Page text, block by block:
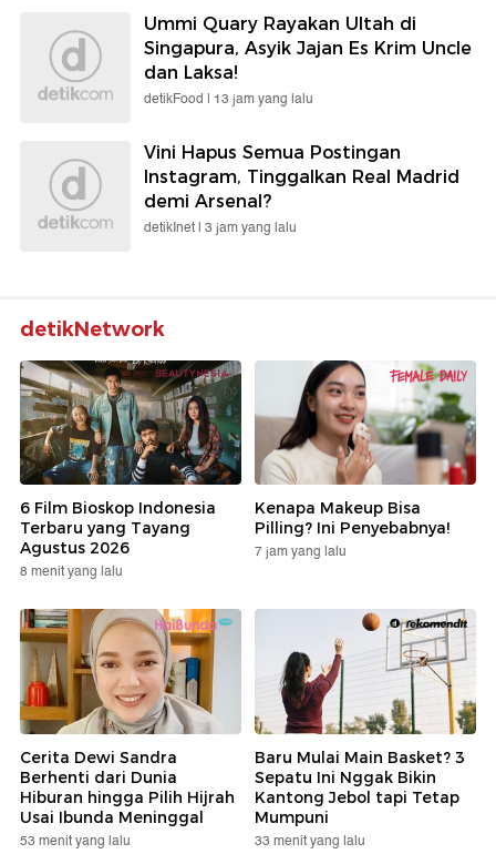
Ummi Quary Rayakan Ultah di
Singapura, Asyik Jajan Es Krim Uncle
dan Laksa!
detikFood | 13 jam yang lalu
Vini Hapus Semua Postingan
Instagram, Tinggalkan Real Madrid
demi Arsenal?
detikInet | 3 jam yang lalu
detikNetwork
6 Film Bioskop Indonesia
Terbaru yang Tayang
Agustus 2026
8 menit yang lalu
Kenapa Makeup Bisa
Pilling? Ini Penyebabnya!
7 jam yang lalu
Cerita Dewi Sandra
Berhenti dari Dunia
Hiburan hingga Pilih Hijrah
Usai Ibunda Meninggal
53 menit yang lalu
Baru Mulai Main Basket? 3
Sepatu Ini Nggak Bikin
Kantong Jebol tapi Tetap
Mumpuni
33 menit yang lalu